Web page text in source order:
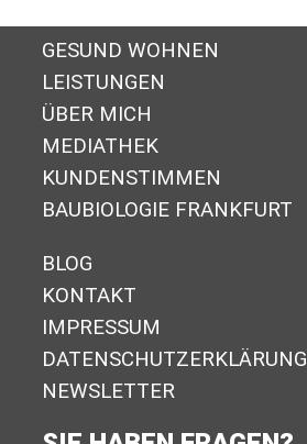
GESUND WOHNEN
LEISTUNGEN
ÜBER MICH
MEDIATHEK
KUNDENSTIMMEN
BAUBIOLOGIE FRANKFURT
BLOG
KONTAKT
IMPRESSUM
DA­TEN­SCHUTZ­ER­KLÄ­RUNG
NEWSLETTER